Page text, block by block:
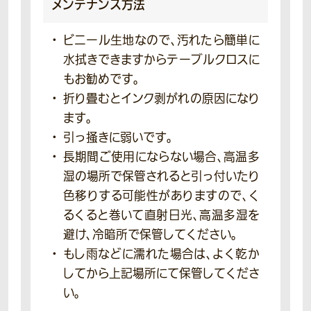
メンテナンス方法
ビニール生地なので、汚れたら簡単に
水拭きできますからテーブルクロスに
もお勧めです。
折り畳むとインク剥がれの原因になり
ます。
引っ掻きに弱いです。
長期間ご使用にならない場合、高温多
湿の場所で保管されると引っ付いたり
色移りする可能性がありますので、く
るくると巻いて直射日光、高温多湿を
避け、冷暗所で保管してください。
もし雨などに濡れた場合は、よく乾か
してから上記場所にて保管してくださ
い。